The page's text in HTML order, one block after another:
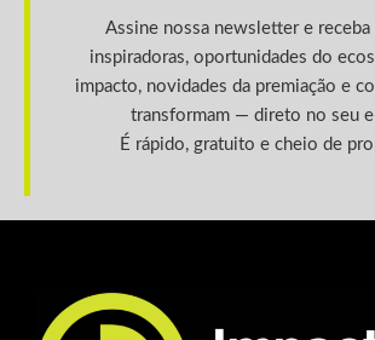
Assine nossa newsletter e receba
inspiradoras, oportunidades do
impacto, novidades da premiação e
transformam — direto no seu
É rápido, gratuito e cheio de